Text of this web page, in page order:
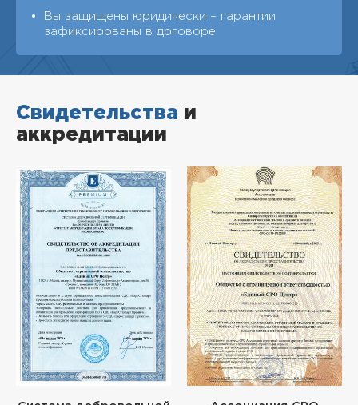
Вы защищены юридически – гарантии
зафиксированы в договоре
Свидетельства и
аккредитации